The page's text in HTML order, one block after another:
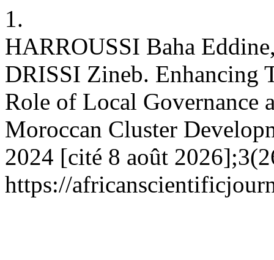
1.
HARROUSSI Baha
DRISSI Zineb. Enhancing
Role of Local Governance
Moroccan Cluster
2024 [cité 8 août
https://